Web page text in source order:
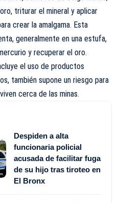
triturar el mineral y aplicar
crear la amalgama. Esta
generalmente en una estufa,
y recuperar el oro.
el uso de productos
también supone un riesgo para
cerca de las minas.
Despiden a alta
funcionaria policial
acusada de facilitar fuga
de su hijo tras tiroteo en
El Bronx